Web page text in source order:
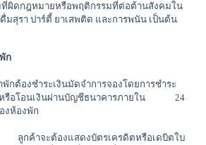
ที่ผิดกฎหมายหรือพฤติกรรมที่ต่อต้านสังคมใน
มสุรา ปาร์ตี้ ยาเสพติด และการพนัน เป็นต้น
ก
กต้องชำระเงินมัดจำการจองโดยการชำระ
น์หรือโอนเงินผ่านบัญชีธนาคารภายใน 24
งห้องพัก
ค้าจะต้องแสดงบัตรเครดิตหรือเดบิตใบ